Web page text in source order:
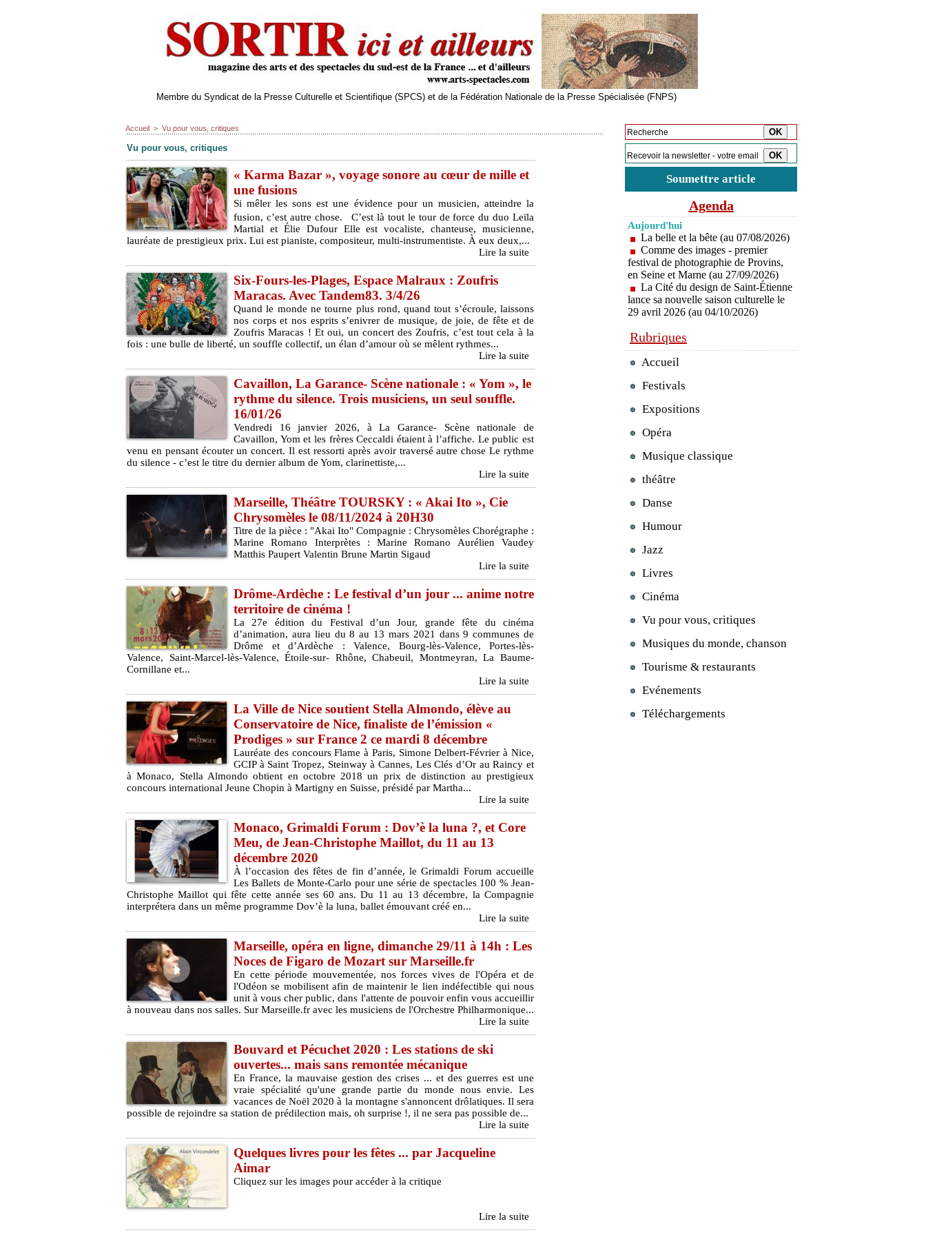
Membre du Syndicat de la Presse Culturelle et Scientifique (SPCS) et de la Fédération Nationale de la Presse Spécialisée (FNPS)
Accueil > Vu pour vous, critiques
Vu pour vous, critiques
« Karma Bazar », voyage sonore au cœur de mille et
une fusions
Si mêler les sons est une évidence pour un musicien, atteindre la
fusion, c’est autre chose. C’est là tout le tour de force du duo Leïla
Martial et Élie Dufour Elle est vocaliste, chanteuse, musicienne,
lauréate de prestigieux prix. Lui est pianiste, compositeur, multi-instrumentiste. À eux deux,...
Lire la suite
Six-Fours-les-Plages, Espace Malraux : Zoufris
Maracas. Avec Tandem83. 3/4/26
Quand le monde ne tourne plus rond, quand tout s’écroule, laissons
nos corps et nos esprits s’enivrer de musique, de joie, de fête et de
Zoufris Maracas ! Et oui, un concert des Zoufris, c’est tout cela à la
fois : une bulle de liberté, un souffle collectif, un élan d’amour où se mêlent rythmes...
Lire la suite
Cavaillon, La Garance- Scène nationale : « Yom », le
rythme du silence. Trois musiciens, un seul souffle.
16/01/26
Vendredi 16 janvier 2026, à La Garance- Scène nationale de
Cavaillon, Yom et les frères Ceccaldi étaient à l’affiche. Le public est
venu en pensant écouter un concert. Il est ressorti après avoir traversé autre chose Le rythme
du silence - c’est le titre du dernier album de Yom, clarinettiste,...
Lire la suite
Marseille, Théâtre TOURSKY : « Akai Ito », Cie
Chrysomèles le 08/11/2024 à 20H30
Titre de la pièce : "Akai Ito" Compagnie : Chrysomèles Chorégraphe :
Marine Romano Interprètes : Marine Romano Aurélien Vaudey
Matthis Paupert Valentin Brune Martin Sigaud
Lire la suite
Drôme-Ardèche : Le festival d’un jour ... anime notre
territoire de cinéma !
La 27e édition du Festival d’un Jour, grande fête du cinéma
d’animation, aura lieu du 8 au 13 mars 2021 dans 9 communes de
Drôme et d’Ardèche : Valence, Bourg-lès-Valence, Portes-lès-
Valence, Saint-Marcel-lès-Valence, Étoile-sur- Rhône, Chabeuil, Montmeyran, La Baume-
Cornillane et...
Lire la suite
La Ville de Nice soutient Stella Almondo, élève au
Conservatoire de Nice, finaliste de l’émission «
Prodiges » sur France 2 ce mardi 8 décembre
Lauréate des concours Flame à Paris, Simone Delbert-Février à Nice,
GCIP à Saint Tropez, Steinway à Cannes, Les Clés d’Or au Raincy et
à Monaco, Stella Almondo obtient en octobre 2018 un prix de distinction au prestigieux
concours international Jeune Chopin à Martigny en Suisse, présidé par Martha...
Lire la suite
Monaco, Grimaldi Forum : Dov’è la luna ?, et Core
Meu, de Jean-Christophe Maillot, du 11 au 13
décembre 2020
À l’occasion des fêtes de fin d’année, le Grimaldi Forum accueille
Les Ballets de Monte-Carlo pour une série de spectacles 100 % Jean-
Christophe Maillot qui fête cette année ses 60 ans. Du 11 au 13 décembre, la Compagnie
interprétera dans un même programme Dov’è la luna, ballet émouvant créé en...
Lire la suite
Marseille, opéra en ligne, dimanche 29/11 à 14h : Les
Noces de Figaro de Mozart sur Marseille.fr
En cette période mouvementée, nos forces vives de l'Opéra et de
l'Odéon se mobilisent afin de maintenir le lien indéfectible qui nous
unit à vous cher public, dans l'attente de pouvoir enfin vous accueillir
à nouveau dans nos salles. Sur Marseille.fr avec les musiciens de l'Orchestre Philharmonique...
Lire la suite
Bouvard et Pécuchet 2020 : Les stations de ski
ouvertes... mais sans remontée mécanique
En France, la mauvaise gestion des crises ... et des guerres est une
vraie spécialité qu'une grande partie du monde nous envie. Les
vacances de Noël 2020 à la montagne s'annoncent drôlatiques. Il sera
possible de rejoindre sa station de prédilection mais, oh surprise !, il ne sera pas possible de...
Lire la suite
Quelques livres pour les fêtes ... par Jacqueline
Aimar
Cliquez sur les images pour accéder à la critique
Lire la suite
Soumettre article
Agenda
Aujourd'hui
La belle et la bête (au 07/08/2026)
Comme des images - premier
festival de photographie de Provins,
en Seine et Marne (au 27/09/2026)
La Cité du design de Saint-Étienne
lance sa nouvelle saison culturelle le
29 avril 2026 (au 04/10/2026)
Rubriques
Accueil
Festivals
Expositions
Opéra
Musique classique
théâtre
Danse
Humour
Jazz
Livres
Cinéma
Vu pour vous, critiques
Musiques du monde, chanson
Tourisme & restaurants
Evénements
Téléchargements